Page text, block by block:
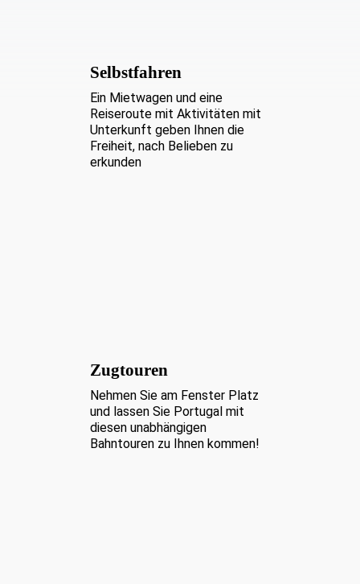
Selbstfahren
Ein Mietwagen und eine
Reiseroute mit Aktivitäten mit
Unterkunft geben Ihnen die
Freiheit, nach Belieben zu
erkunden
Zugtouren
Nehmen Sie am Fenster Platz
und lassen Sie Portugal mit
diesen unabhängigen
Bahntouren zu Ihnen kommen!